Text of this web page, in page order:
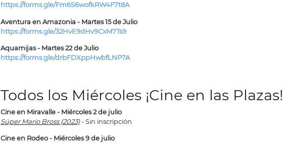
https://forms.gle/Fm6S6wofkRW4F7t8A
Aventura en Amazonia - Martes 15 de Julio
https://forms.gle/32HvE9dHv9CxM7Ts9
Aquamijas - Martes 22 de Julio
https://forms.gle/drbFDXppHwbfLNP7A
Todos los Miércoles ¡Cine en las Plazas!
Cine en Miravalle - Miércoles 2 de julio
Súper Mario Bross (2023)- Sin inscripción
Cine en Rodeo - Miércoles 9 de julio